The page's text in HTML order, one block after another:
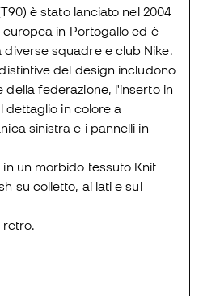
è stato lanciato nel 2004
in Portogallo ed è
squadre e club Nike.
del design includono
della federazione, l'inserto in
dettaglio in colore a
sinistra e i pannelli in
un morbido tessuto Knit
su colletto, ai lati e sul